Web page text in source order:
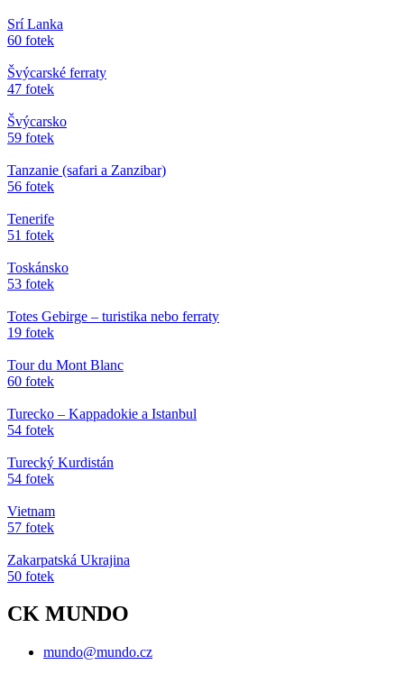
Srí Lanka
60 fotek
Švýcarské ferraty
47 fotek
Švýcarsko
59 fotek
Tanzanie (safari a Zanzibar)
56 fotek
Tenerife
51 fotek
Toskánsko
53 fotek
Totes Gebirge – turistika nebo ferraty
19 fotek
Tour du Mont Blanc
60 fotek
Turecko – Kappadokie a Istanbul
54 fotek
Turecký Kurdistán
54 fotek
Vietnam
57 fotek
Zakarpatská Ukrajina
50 fotek
CK MUNDO
mundo@mundo.cz